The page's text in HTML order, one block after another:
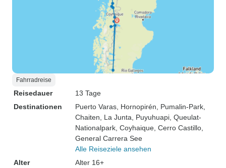
Fahrradreise
Reisedauer
13 Tage
Destinationen
Puerto Varas , Hornopirén , Pumalin-Park
Chaiten , La Junta , Puyuhuapi , Queulat-
Nationalpark , Coyhaique , Cerro Castillo
General Carrera See
Alle Reiseziele ansehen
Alter
Alter 16+